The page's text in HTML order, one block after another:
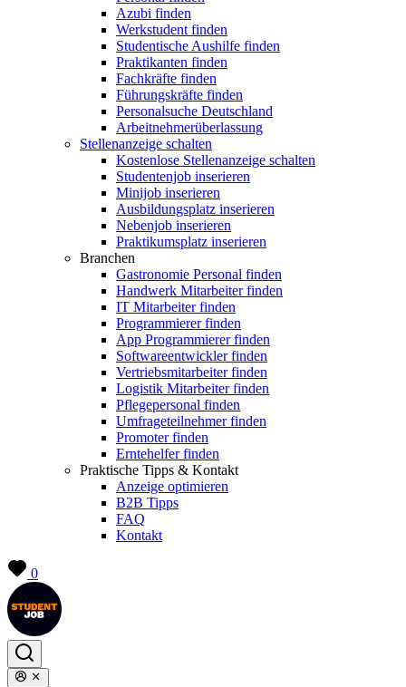
Azubi finden
Werkstudent finden
Studentische Aushilfe finden
Praktikanten finden
Fachkräfte finden
Führungskräfte finden
Personalsuche Deutschland
Arbeitnehmerüberlassung
Stellenanzeige schalten
Kostenlose Stellenanzeige schalten
Studentenjob inserieren
Minijob inserieren
Ausbildungsplatz inserieren
Nebenjob inserieren
Praktikumsplatz inserieren
Branchen
Gastronomie Personal finden
Handwerk Mitarbeiter finden
IT Mitarbeiter finden
Programmierer finden
App Programmierer finden
Softwareentwickler finden
Vertriebsmitarbeiter finden
Logistik Mitarbeiter finden
Pflegepersonal finden
Umfrageteilnehmer finden
Promoter finden
Erntehelfer finden
Praktische Tipps & Kontakt
Anzeige optimieren
B2B Tipps
FAQ
Kontakt
0